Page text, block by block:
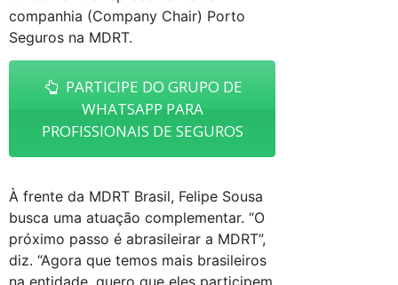
companhia (Company Chair) Porto
Seguros na MDRT.
PARTICIPE DO GRUPO DE
WHATSAPP PARA
PROFISSIONAIS DE SEGUROS
À frente da MDRT Brasil, Felipe Sousa
busca uma atuação complementar. “O
próximo passo é abrasileirar a MDRT”,
diz. “Agora que temos mais brasileiros
na entidade, quero que eles participem